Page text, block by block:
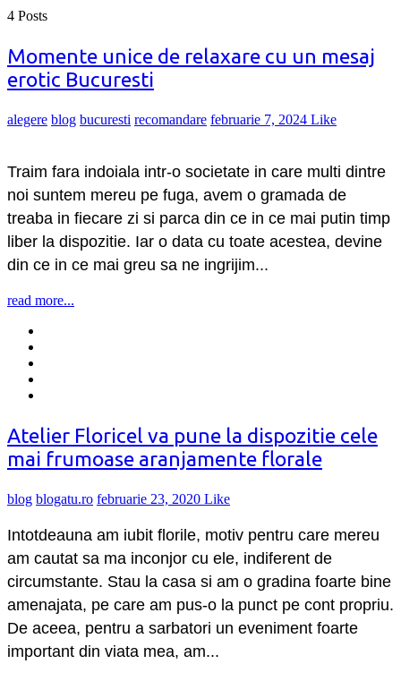
4 Posts
Momente unice de relaxare cu un mesaj
erotic Bucuresti
alegere blog bucuresti recomandare februarie 7, 2024 Like
Traim fara indoiala intr-o societate in care multi dintre
noi suntem mereu pe fuga, avem o gramada de
treaba in fiecare zi si parca din ce in ce mai putin timp
liber la dispozitie. Iar o data cu toate acestea, devine
din ce in ce mai greu sa ne ingrijim...
read more...
Atelier Floricel va pune la dispozitie cele
mai frumoase aranjamente florale
blog blogatu.ro februarie 23, 2020 Like
Intotdeauna am iubit florile, motiv pentru care mereu
am cautat sa ma inconjor cu ele, indiferent de
circumstante. Stau la casa si am o gradina foarte bine
amenajata, pe care am pus-o la punct pe cont propriu.
De aceea, pentru a sarbatori un eveniment foarte
important din viata mea, am...